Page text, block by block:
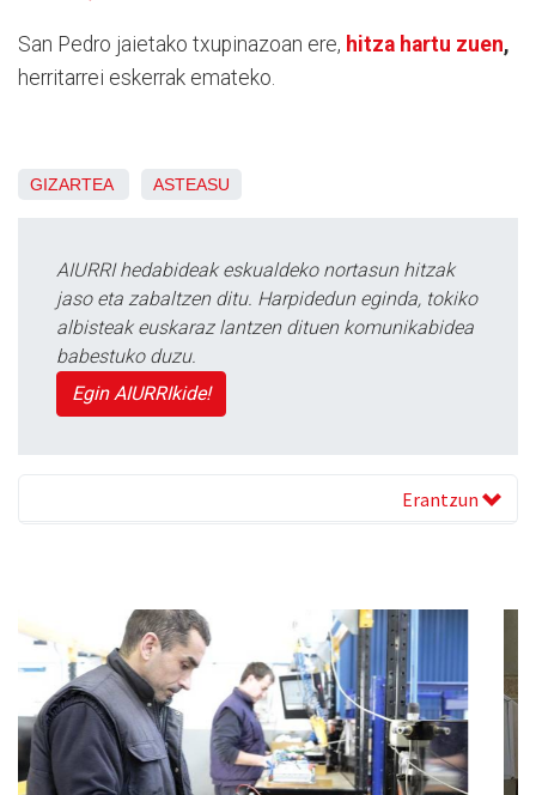
San Pedro jaietako txupinazoan ere, hitza hartu zuen,
herritarrei eskerrak emateko.
GIZARTEA ASTEASU
AIURRI hedabideak eskualdeko nortasun hitzak
jaso eta zabaltzen ditu. Harpidedun eginda, tokiko
albisteak euskaraz lantzen dituen komunikabidea
babestuko duzu.
Egin AIURRIkide!
Erantzun